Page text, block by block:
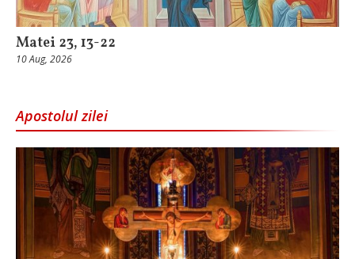
Matei 23, 13-22
10 Aug, 2026
Apostolul zilei